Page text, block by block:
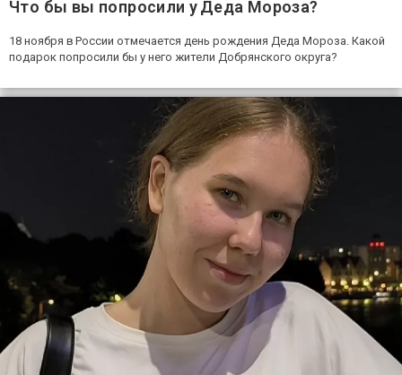
Что бы вы попросили у Деда Мороза?
18 ноября в России отмечается день рождения Деда Мороза. Какой
подарок попросили бы у него жители Добрянского округа?